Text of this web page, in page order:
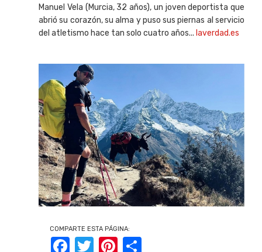
Manuel Vela (Murcia, 32 años), un joven deportista que
abrió su corazón, su alma y puso sus piernas al servicio
del atletismo hace tan solo cuatro años... laverdad.es
COMPARTE ESTA PÁGINA:
FacebookTwitter Pinterest